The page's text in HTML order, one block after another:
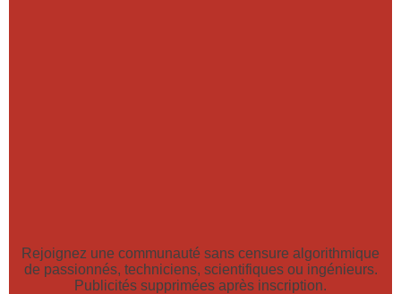
Rejoignez une communauté sans censure algorithmique
de passionnés, techniciens, scientifiques ou ingénieurs.
Publicités supprimées après inscription.